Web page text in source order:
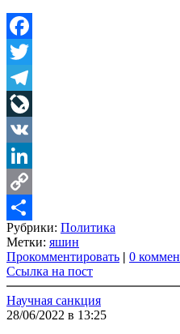
Facebook
Twitter
Telegram
LiveJournal
VK
LinkedIn
Copy
Link
Share
Рубрики: Политика
Метки: яшин
Прокомментировать | 0
Ссылка на пост
Научная санкция
28/06/2022 в 13:25